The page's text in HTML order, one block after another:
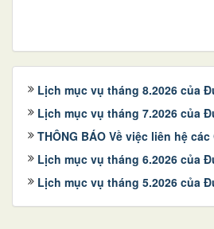
Lịch mục vụ tháng 8.2026 của
Lịch mục vụ tháng 7.2026 của
THÔNG BÁO Về việc liên hệ
Lịch mục vụ tháng 6.2026 của
Lịch mục vụ tháng 5.2026 của